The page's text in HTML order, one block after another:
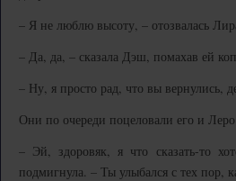
– Я не люблю высоту, – отозвалась
– Да, да, – сказала Дэш, помахав ей
– Ну, я просто рад, что вы вернулись,
Они по очереди поцеловали его и
– Эй, здоровяк, я что сказать-то
подмигнула. – Ты улыбался с тех пор,